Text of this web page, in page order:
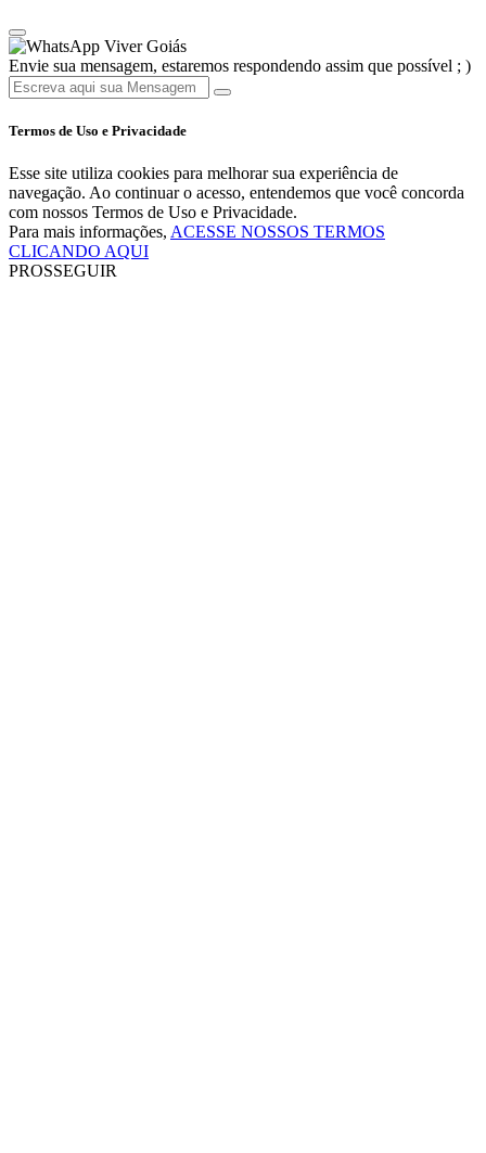
Viver Goiás
Envie sua mensagem, estaremos respondendo assim que possível ; )
Termos de Uso e Privacidade
Esse site utiliza cookies para melhorar sua experiência de
navegação. Ao continuar o acesso, entendemos que você concorda
com nossos Termos de Uso e Privacidade.
Para mais informações, ACESSE NOSSOS TERMOS
CLICANDO AQUI
PROSSEGUIR